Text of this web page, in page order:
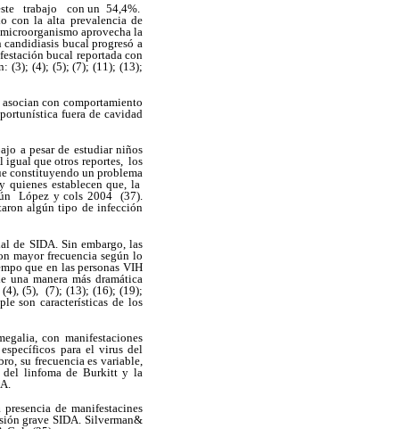
trabajo con un 54,4%.
con la alta prevalencia de
aprovecha la
bucal progresó a
bucal reportada con
(3); (4); (5); (7); (11); (13);
con comportamiento
fuera de cavidad
a pesar de estudiar niños
igual que otros reportes, los
constituyendo un problema
quienes establecen que, la
López y cols 2004 (37).
algún tipo de infección
de SIDA. Sin embargo, las
mayor frecuencia según lo
que en las personas VIH
manera más dramática
(4), (5), (7); (13); (16); (19);
son características de los
con manifestaciones
para el virus del
su frecuencia es variable,
del linfoma de Burkitt y la
de manifestacines
grave SIDA. Silverman&